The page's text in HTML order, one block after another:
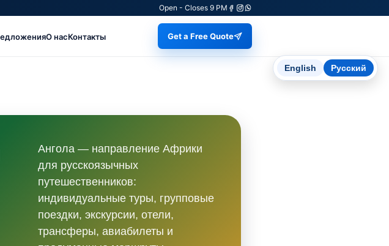
Open - Closes 9 PM
О насКонтакты Get a Free Quote
Ангола — направление Африки
для русскоязычных
путешественников:
индивидуальные туры, групповые
поездки, экскурсии, отели,
трансферы, авиабилеты и
English Русский